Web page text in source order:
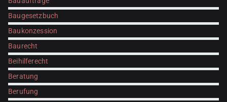
Baugesetzbuch
Baukonzession
Baurecht
Beihilferecht
Beratung
Berufung